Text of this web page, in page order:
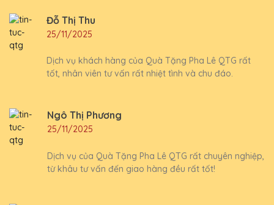
Đỗ Thị Thu
25/11/2025
Dịch vụ khách hàng của Quà Tặng Pha Lê QTG rất
tốt, nhân viên tư vấn rất nhiệt tình và chu đáo.
Ngô Thị Phương
25/11/2025
Dịch vụ của Quà Tặng Pha Lê QTG rất chuyên nghiệp,
từ khâu tư vấn đến giao hàng đều rất tốt!